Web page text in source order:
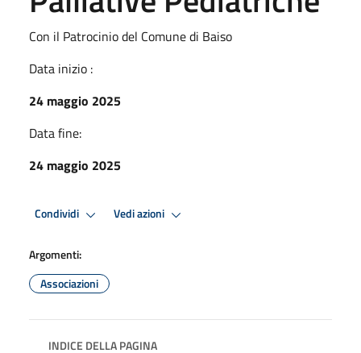
Con il Patrocinio del Comune di Baiso
Data inizio :
24 maggio 2025
Data fine:
24 maggio 2025
Condividi Vedi azioni
Argomenti:
Associazioni
INDICE DELLA PAGINA